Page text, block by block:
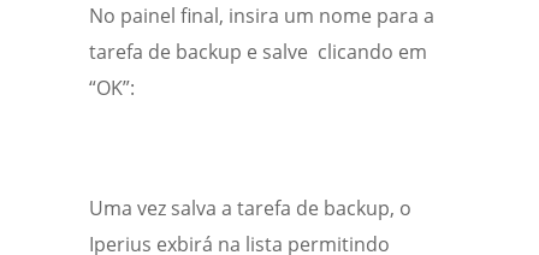
No painel final, insira um nome para a
tarefa de backup e salve clicando em
“OK”:
Uma vez salva a tarefa de backup, o
Iperius exbirá na lista permitindo